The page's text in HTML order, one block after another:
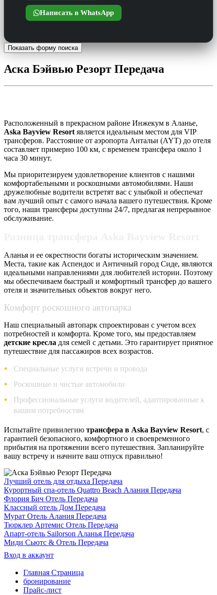
Написать в WhatsApp
Показать форму поиска
Аска Бэйвью Резорт Передача
Расположенный в прекрасном районе Инжекум в Аланье,
Aska Bayview Resort является идеальным местом для VIP
трансферов. Расстояние от аэропорта Антальи (AYT) до отеля
составляет примерно 100 км, с временем трансфера около 1
часа 30 минут.
Мы приоритезируем удовлетворение клиентов с нашими
комфортабельными и роскошными автомобилями. Наши
дружелюбные водители встретят вас с улыбкой и обеспечат
вам лучший опыт с самого начала вашего путешествия. Кроме
того, наши трансферы доступны 24/7, предлагая непрерывное
обслуживание.
Аланья и ее окрестности богаты историческим значением.
Места, такие как Аспендос и Античный город Сиде, являются
идеальными направлениями для любителей истории. Поэтому
мы обеспечиваем быстрый и комфортный трансфер до вашего
отеля и значительных объектов вокруг него.
Комфорт роскошного автопарка
Наш специальный автопарк спроектирован с учетом всех
потребностей и комфорта. Кроме того, мы предоставляем
детские кресла для семей с детьми. Это гарантирует приятное
путешествие для пассажиров всех возрастов.
Специальные услуги встречи и провода
Роскошные и чистые автомобили
Профессиональные услуги водителей, адаптированные к
вашим потребностям
Испытайте привилегию трансфера в Aska Bayview Resort, с
гарантией безопасного, комфортного и своевременного
прибытия на протяжении всего путешествия. Запланируйте
вашу встречу и начните ваш отпуск правильно!
Лучший отель для отдыха Передача
Курортный спа-отель Quattro Beach Алания Передача
Флория Бич Отель Передача
Классный отель Дом Передача
Мурат Отель Алания Передача
Тюрклер Артемис Отель Передача
Апарт-отель Sailorson Аланья Передача
Миди Сьютс & Отель Передача
Вход в аккаунт
Главная Страница
бронирование
Прайс-лист